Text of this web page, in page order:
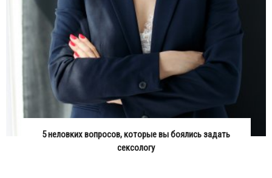
5 неловких вопросов, которые вы боялись задать
сексологу